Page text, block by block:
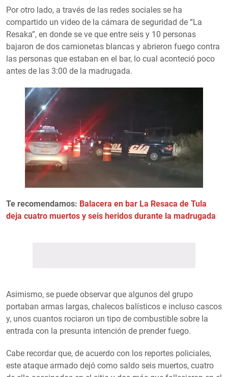
Por otro lado, a través de las redes sociales se ha
compartido un video de la cámara de seguridad de “La
Resaka”, en donde se ve que entre seis y 10 personas
bajaron de dos camionetas blancas y abrieron fuego contra
las personas que estaban en el bar, lo cual aconteció poco
antes de las 3:00 de la madrugada.
Te recomendamos: Balacera en bar La Resaca de Tula
deja cuatro muertos y seis heridos durante la madrugada
Asimismo, se puede observar que algunos del grupo
portaban armas largas, chalecos balísticos e incluso cascos
y, unos cuantos rociaron un tipo de combustible sobre la
entrada con la presunta intención de prender fuego.
Cabe recordar que, de acuerdo con los reportes policiales,
este ataque armado dejó como saldo seis muertos, cuatro